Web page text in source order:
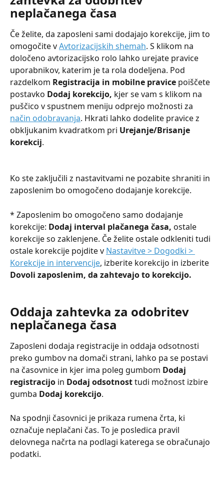
neplačanega časa
Če želite, da zaposleni sami dodajajo korekcije, jim to
omogočite v Avtorizacijskih shemah. S klikom na
določeno avtorizacijsko rolo lahko urejate pravice
uporabnikov, katerim je ta rola dodeljena. Pod
razdelkom Registracija in mobilne pravice poiščete
postavko Dodaj korekcijo, kjer se vam s klikom na
puščico v spustnem meniju odprejo možnosti za
način odobravanja. Hkrati lahko dodelite pravice z
obkljukanim kvadratkom pri Urejanje/Brisanje
korekcij.
Ko ste zaključili z nastavitvami ne pozabite shraniti in
zaposlenim bo omogočeno dodajanje korekcije.
* Zaposlenim bo omogočeno samo dodajanje
korekcije: Dodaj interval plačanega časa, ostale
korekcije so zaklenjene. Če želite ostale odkleniti tudi
ostale korekcije pojdite v Nastavitve > Dogodki >
Korekcije in intervencije, izberite korekcijo in izberite
Dovoli zaposlenim, da zahtevajo to korekcijo.
Oddaja zahtevka za odobritev
neplačanega časa
Zaposleni dodaja registracije in oddaja odsotnosti
preko gumbov na domači strani, lahko pa se postavi
na časovnice in kjer ima poleg gumbom Dodaj
registracijo in Dodaj odsotnost tudi možnost izbire
gumba Dodaj korekcijo.
Na spodnji časovnici je prikaza rumena črta, ki
označuje neplačani čas. To je posledica pravil
delovnega načrta na podlagi katerega se obračunajo
podatki.